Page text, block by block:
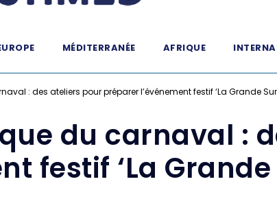
MÉDITERRANÉE AFRIQUE
: des ateliers pour préparer l’événement festif ‘La Grande
du carnaval :
festif ‘La Grande